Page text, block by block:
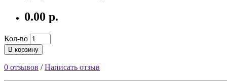
0.00 р.
Кол-во
В корзину
0 отзывов /Написать отзыв